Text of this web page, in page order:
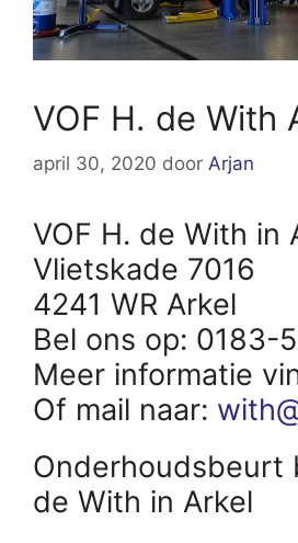
VOF H. de With
april 30, 2020 door Arjan
VOF H. de With in
Vlietskade 7016
4241 WR Arkel
Bel ons op: 0183-
Meer informatie
Of mail naar:
Onderhoudsbeurt
de With in Arkel